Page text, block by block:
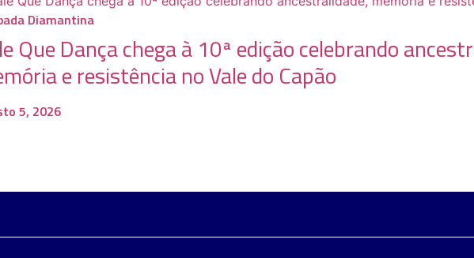
Diamantina
Que Dança chega à 10ª edição celebrando
e resistência no Vale do Capão
5, 2026